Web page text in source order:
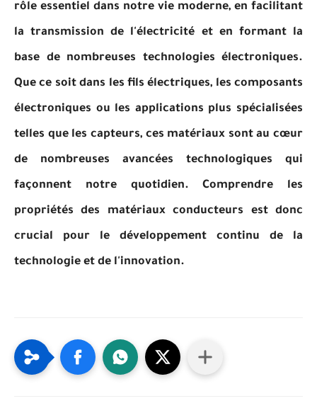
rôle essentiel dans notre vie moderne, en facilitant
la transmission de l'électricité et en formant la
base de nombreuses technologies électroniques.
Que ce soit dans les fils électriques, les composants
électroniques ou les applications plus spécialisées
telles que les capteurs, ces matériaux sont au cœur
de nombreuses avancées technologiques qui
façonnent notre quotidien. Comprendre les
propriétés des matériaux conducteurs est donc
crucial pour le développement continu de la
technologie et de l'innovation.